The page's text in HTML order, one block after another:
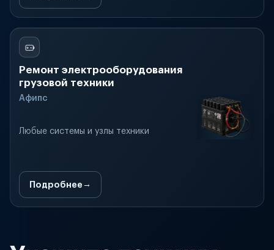
Ремонт электрооборудования
грузовой техники
Афипс
Любые системы и узлы техники
Подробнее